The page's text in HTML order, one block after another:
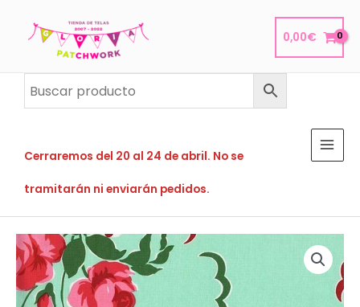
0,00€
Cerraremos del 20 al 24 de abril. No se
tramitarán ni enviarán pedidos.